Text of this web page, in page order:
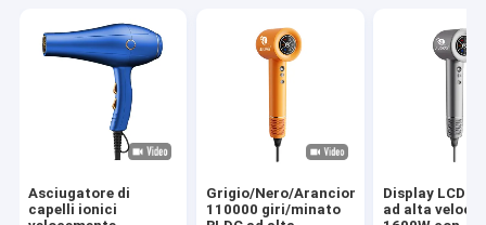
Asciugatore di
capelli ionici
Grigio/Nero/Arancione
110000 giri/minato
Display LCD
ad alta